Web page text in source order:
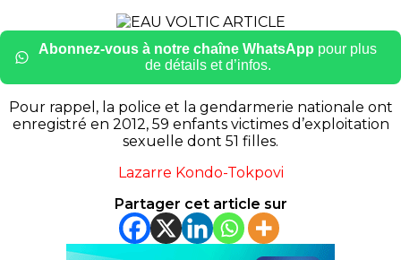
Abonnez-vous à notre chaîne WhatsApp pour plus
de détails et d’infos.
Pour rappel, la police et la gendarmerie nationale ont
enregistré en 2012, 59 enfants victimes d’exploitation
sexuelle dont 51 filles.
Lazarre Kondo-Tokpovi
Partager cet article sur